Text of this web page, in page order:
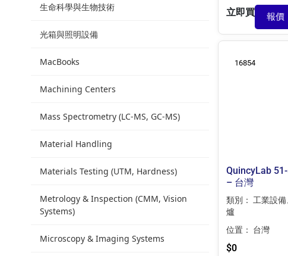
生命科學與生物技術
光箱與照明設備
MacBooks
Machining Centers
Mass Spectrometry (LC-MS, GC-MS)
Material Handling
Materials Testing (UTM, Hardness)
Metrology & Inspection (CMM, Vision
Systems)
Microscopy & Imaging Systems
立即買 報價
16854
QuincyLab
– 台灣
類別： 工業設
爐
位置： 台灣
$0